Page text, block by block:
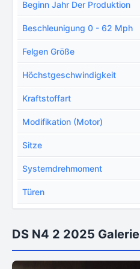
Beginn Jahr Der Produktion
Beschleunigung 0 - 62 Mph
Felgen Größe
Höchstgeschwindigkeit
Kraftstoffart
Modifikation (Motor)
Sitze
Systemdrehmoment
Türen
DS N4 2 2025 Galerie